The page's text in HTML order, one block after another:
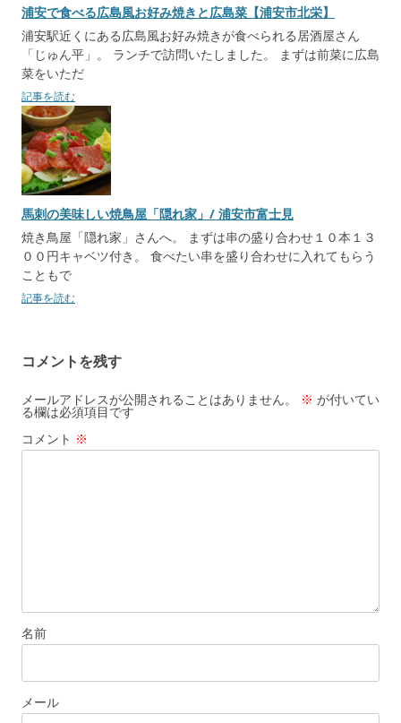
浦安で食べる広島風お好み焼きと広島菜【浦安市北栄】
浦安駅近くにある広島風お好み焼きが食べられる居酒屋さん
「じゅん平」。 ランチで訪問いたしました。 まずは前菜に広島
菜をいただ
記事を読む
馬刺の美味しい焼鳥屋「隠れ家」/ 浦安市富士見
焼き鳥屋「隠れ家」さんへ。 まずは串の盛り合わせ１０本１３
００円キャベツ付き。 食べたい串を盛り合わせに入れてもらう
こともで
記事を読む
コメントを残す
メールアドレスが公開されることはありません。 ※ が付いてい
る欄は必須項目です
コメント ※
名前
メール